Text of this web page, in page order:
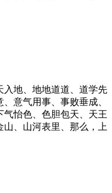
入地、地地道道、道学先
意气用事、事败垂成、
气怡色、色胆包天、天王
、山河表里、那么，上